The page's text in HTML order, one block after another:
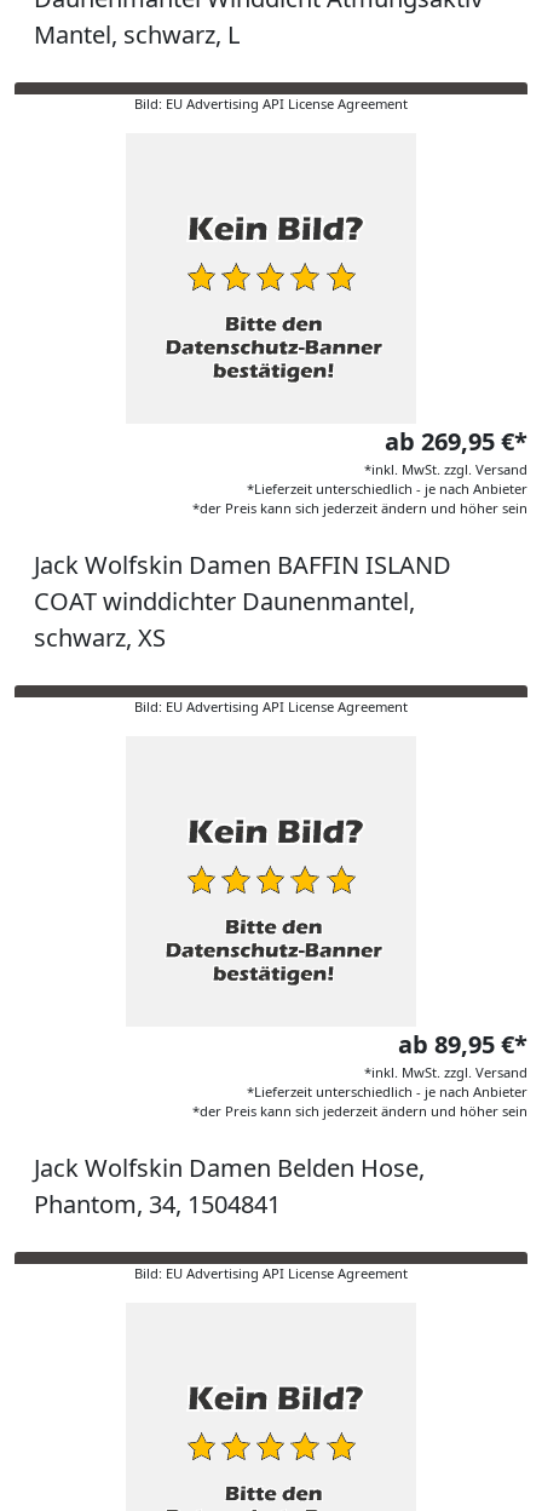
Mantel, schwarz, L
Bild: EU Advertising API License Agreement
ab 269,95 €*
*inkl. MwSt. zzgl. Versand
*Lieferzeit unterschiedlich - je nach Anbieter
*der Preis kann sich jederzeit ändern und höher sein
Jack Wolfskin Damen BAFFIN ISLAND
COAT winddichter Daunenmantel,
schwarz, XS
Bild: EU Advertising API License Agreement
ab 89,95 €*
*inkl. MwSt. zzgl. Versand
*Lieferzeit unterschiedlich - je nach Anbieter
*der Preis kann sich jederzeit ändern und höher sein
Jack Wolfskin Damen Belden Hose,
Phantom, 34, 1504841
Bild: EU Advertising API License Agreement